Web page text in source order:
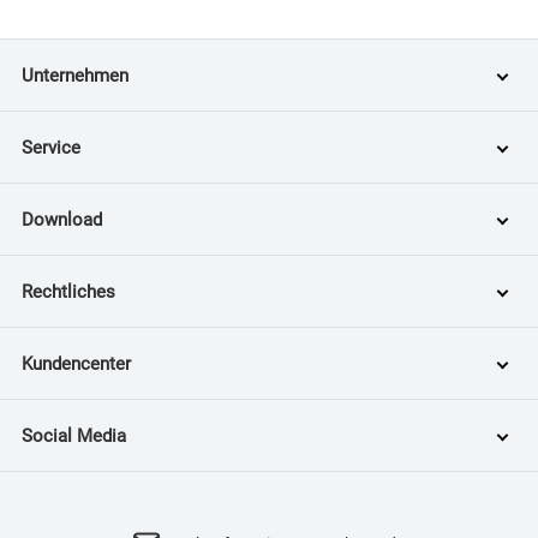
Unternehmen
Service
Download
Rechtliches
Kundencenter
Social Media